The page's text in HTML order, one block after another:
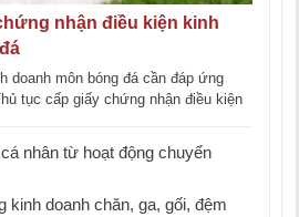
nhận điều kiện kinh
doanh môn bóng đá cần đáp ứng
tục cấp giấy chứng nhận điều kiện
nhân từ hoạt động chuyển
kinh doanh chăn, ga, gối, đệm